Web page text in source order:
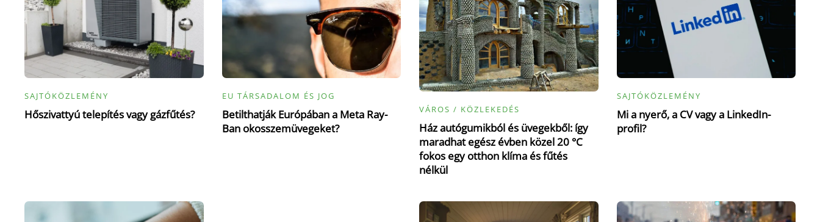
SAJTÓKÖZLEMÉNY
Hőszivattyú telepítés vagy gázfűtés?
EU TÁRSADALOM ÉS JOG
Betilthatják Európában a Meta Ray-
Ban okosszemüvegeket?
VÁROS / KÖZLEKEDÉS
Ház autógumikból és üvegekből: így
maradhat egész évben közel 20 °C
fokos egy otthon klíma és fűtés
nélkül
SAJTÓKÖZLEMÉNY
Mi a nyerő, a CV vagy a LinkedIn-
profil?